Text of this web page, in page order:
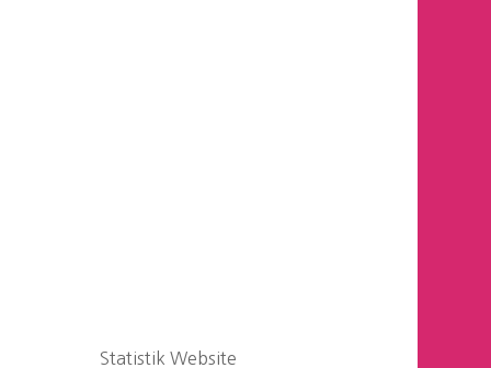
Statistik Website